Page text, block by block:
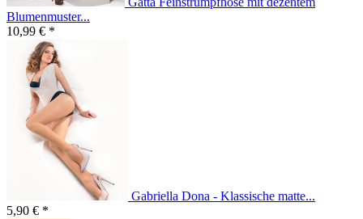
Blumenmuster...
10,99 € *
Gabriella Dona - Klassische matte...
5,90 € *